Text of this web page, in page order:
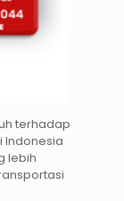
terhadap
Indonesia
lebih